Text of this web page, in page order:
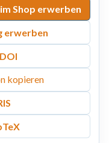
Shop erwerben
erwerben
DOI
kopieren